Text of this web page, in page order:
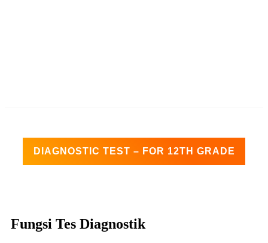
DIAGNOSTIC TEST – FOR 12TH GRADE
Fungsi Tes Diagnostik